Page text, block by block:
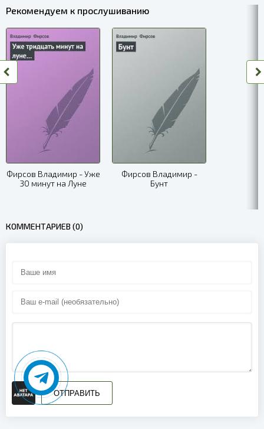
Рекомендуем к прослушиванию
Фирсов Владимир - Уже
30 минут на Луне
Фирсов Владимир -
Бунт
КОММЕНТАРИЕВ (0)
ОТПРАВИТЬ